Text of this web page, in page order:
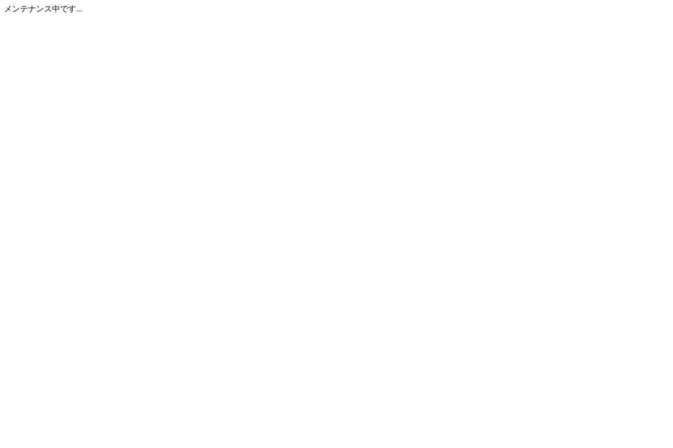
メンテナンス中です...